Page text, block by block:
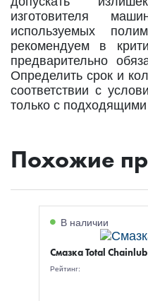
изготовителя
используемых
рекомендуем в
предварительно
Определить срок и
соответствии с
только с
Похожие
В наличии
Смазка Total Chainlub
Рейтинг: